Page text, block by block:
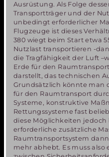
Ausrüstung. Als Folge
Transportträger und der
unbedingt erforderlicher
Flugzeuge ist dieses
380 wiegt beim Start etwa
Nutzlast transportieren -
die Tragfähigkeit der Luft
Erde für den
darstellt, das technischen
Grundsätzlich könnte man
für den Raumtransport
Systeme, konstruktive
Rettungssysteme fast
diese Möglichkeiten
erforderliche zusätzliche
Raumtransportsystem
mehr abhebt. Es muss